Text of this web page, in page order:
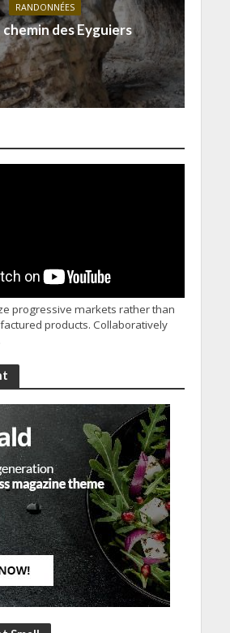
RANDONNÉES
chemin des Eyguiers
progressive markets rather than
products. Collaboratively